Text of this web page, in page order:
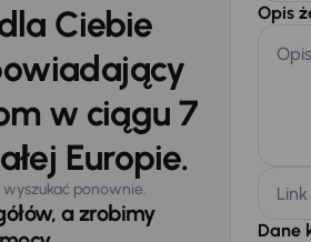
Ciebie
w ciągu 7
Europie.
ponownie.
a zrobimy
Opis
Dane